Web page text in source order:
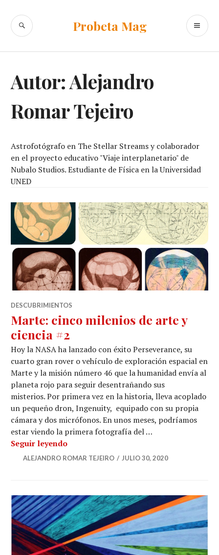
contenido
Probeta Mag
BUSCAR
Autor:Alejandro
Romar Tejeiro
Astrofotógrafo en The Stellar Streams y colaborador
en el proyecto educativo "Viaje interplanetario" de
Nubalo Studios. Estudiante de Física en la Universidad
UNED
DESCUBRIMIENTOS
Marte: cinco milenios de arte y
ciencia #2
Hoy la NASA ha lanzado con éxito Perseverance, su
cuarto gran rover o vehículo de exploración espacial en
Marte y la misión número 46 que la humanidad envía al
planeta rojo para seguir desentrañando sus
misterios. Por primera vez en la historia, lleva acoplado
un pequeño dron, Ingenuity, equipado con su propia
cámara y dos micrófonos. En unos meses, podríamos
estar viendo la primera fotografía del …
Seguir leyendoMarte: cinco milenios de arte y ciencia
ALEJANDRO ROMAR TEJEIRO JULIO 30, 2020